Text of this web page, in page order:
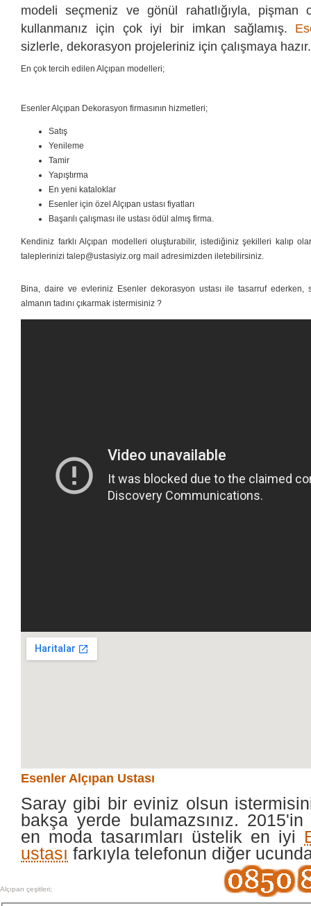
modeli seçmeniz ve gönül rahatlığıyla, pişman
kullanmanız için çok iyi bir imkan sağlamış.
sizlerle, dekorasyon projeleriniz için çalışmaya hazır.
En çok tercih edilen Alçıpan modelleri;
Esenler Alçıpan Dekorasyon firmasının hizmetleri;
Satış
Yenileme
Tamir
Yapıştırma
En yeni kataloklar
Esenler için özel Alçıpan ustası fiyatları
Başarılı çalışması ile ustası ödül almış firma.
Kendiniz farklı Alçıpan modelleri oluşturabilir, istediğiniz şekilleri kalıp
taleplerinizi talep@ustasiyiz.org mail adresimizden iletebilirsiniz.
Bina, daire ve evleriniz Esenler dekorasyon ustası ile tasarruf ederken,
almanın tadını çıkarmak istermisiniz ?
Esenler Alçıpan Ustası
Saray gibi bir eviniz olsun
bakşa yerde bulamazsınız.
en moda tasarımları üstelik en iyi
ustası farkıyla telefonun diğer
Alçıpan çeşitleri;